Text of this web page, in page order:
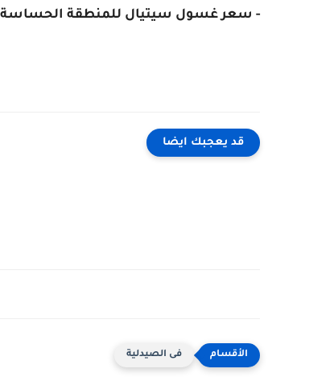
- سعر غسول سيتيال للمنطقة
قد يعجبك ايضا
فى الصيدلية